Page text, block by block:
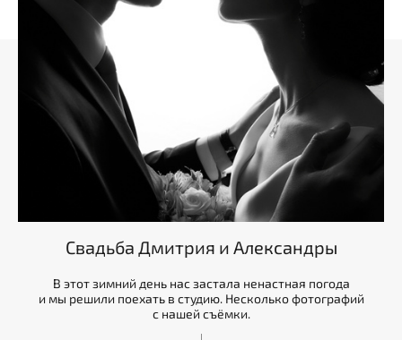
Свадьба Дмитрия и Александры
В этот зимний день нас застала ненастная погода
и мы решили поехать в студию. Несколько фотографий
с нашей съёмки.